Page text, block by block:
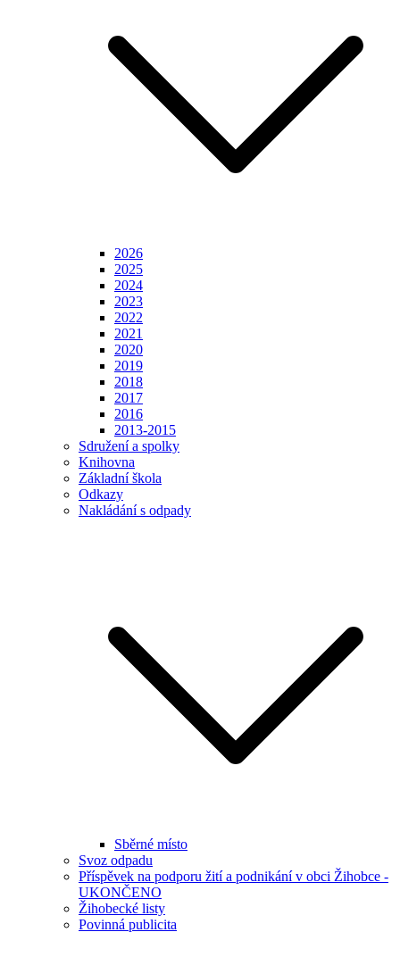
2026
2025
2024
2023
2022
2021
2020
2019
2018
2017
2016
2013-2015
Sdružení a spolky
Knihovna
Základní škola
Odkazy
Nakládání s odpady
Sběrné místo
Svoz odpadu
Příspěvek na podporu žití a podnikání v obci Žihobce -
UKONČENO
Žihobecké listy
Povinná publicita